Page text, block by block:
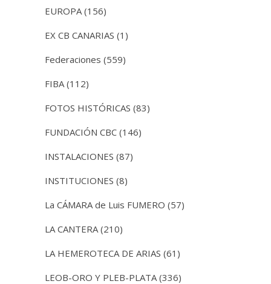
EUROPA (156)
EX CB CANARIAS (1)
Federaciones (559)
FIBA (112)
FOTOS HISTÓRICAS (83)
FUNDACIÓN CBC (146)
INSTALACIONES (87)
INSTITUCIONES (8)
La CÁMARA de Luis FUMERO (57)
LA CANTERA (210)
LA HEMEROTECA DE ARIAS (61)
LEOB-ORO Y PLEB-PLATA (336)